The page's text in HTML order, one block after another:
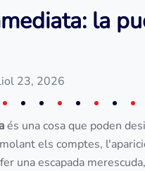
la
23, 2026
és una cosa que poden
els comptes,
una escapada